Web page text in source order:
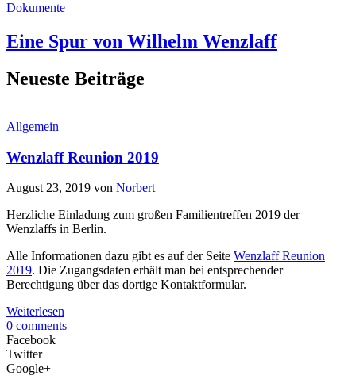
Dokumente
Eine Spur von Wilhelm Wenzlaff
Neueste Beiträge
Allgemein
Wenzlaff Reunion 2019
August 23, 2019 von Norbert
Herzliche Einladung zum großen Familientreffen 2019 der
Wenzlaffs in Berlin.
Alle Informationen dazu gibt es auf der Seite Wenzlaff Reunion
2019. Die Zugangsdaten erhält man bei entsprechender
Berechtigung über das dortige Kontaktformular.
Weiterlesen
0 comments
Facebook
Twitter
Google+